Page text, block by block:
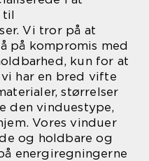
til
Vi tror på at
på kompromis med
kun for at
har en bred vifte
størrelser
den vinduestype,
Vores vinduer
og holdbare og
energiregningerne